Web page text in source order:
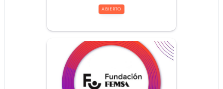
ABIERTO